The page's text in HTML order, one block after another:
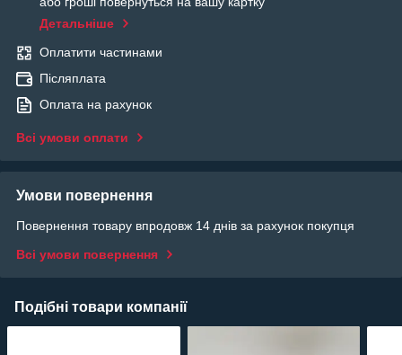
Детальніше
Оплатити частинами
Післяплата
Оплата на рахунок
Всі умови оплати
Умови повернення
Повернення товару впродовж 14 днів за рахунок покупця
Всі умови повернення
Подібні товари компанії